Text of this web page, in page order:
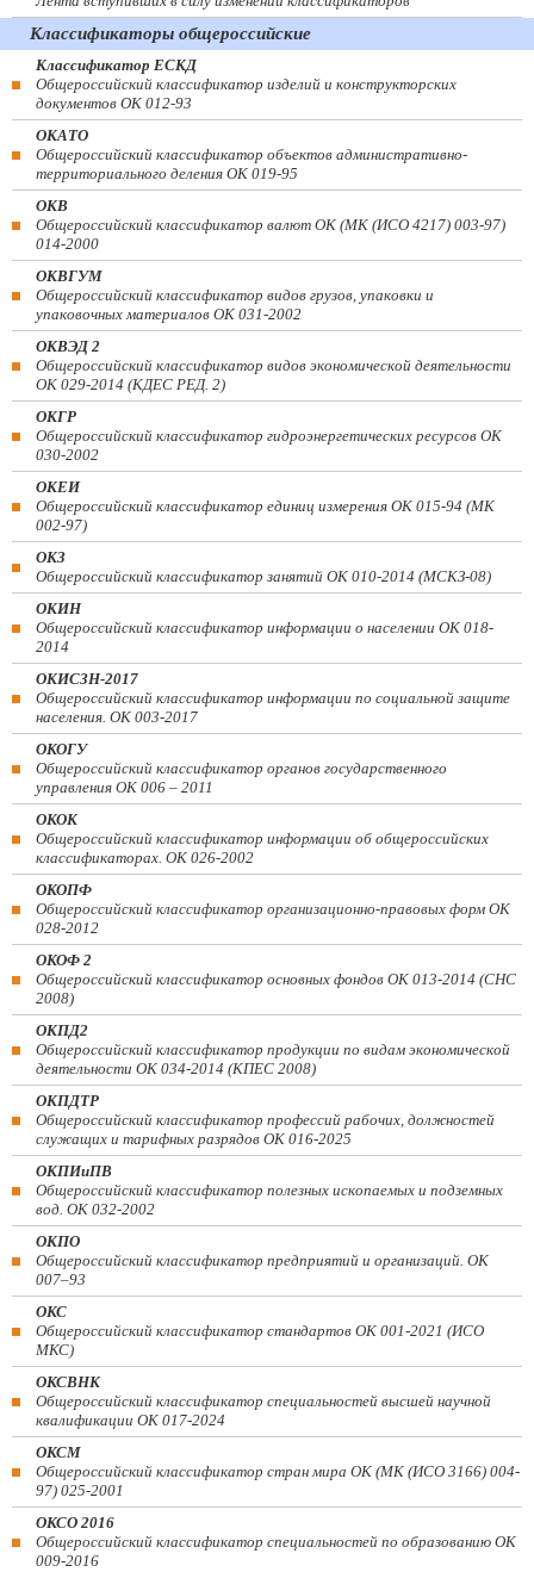
Классификаторы общероссийские
Классификатор ЕСКД
Общероссийский классификатор изделий и конструкторских
документов ОК 012-93
ОКАТО
Общероссийский классификатор объектов административно-
территориального деления ОК 019-95
ОКВ
Общероссийский классификатор валют ОК (МК (ИСО 4217) 003-97)
014-2000
ОКВГУМ
Общероссийский классификатор видов грузов, упаковки и
упаковочных материалов ОК 031-2002
ОКВЭД 2
Общероссийский классификатор видов экономической деятельности
ОК 029-2014 (КДЕС РЕД. 2)
ОКГР
Общероссийский классификатор гидроэнергетических ресурсов ОК
030-2002
ОКЕИ
Общероссийский классификатор единиц измерения ОК 015-94 (МК
002-97)
ОКЗ
Общероссийский классификатор занятий ОК 010-2014 (МСКЗ-08)
ОКИН
Общероссийский классификатор информации о населении ОК 018-
2014
ОКИСЗН-2017
Общероссийский классификатор информации по социальной защите
населения. ОК 003-2017
ОКОГУ
Общероссийский классификатор органов государственного
управления ОК 006 – 2011
ОКОК
Общероссийский классификатор информации об общероссийских
классификаторах. ОК 026-2002
ОКОПФ
Общероссийский классификатор организационно-правовых форм ОК
028-2012
ОКОФ 2
Общероссийский классификатор основных фондов ОК 013-2014 (СНС
2008)
ОКПД2
Общероссийский классификатор продукции по видам экономической
деятельности ОК 034-2014 (КПЕС 2008)
ОКПДТР
Общероссийский классификатор профессий рабочих, должностей
служащих и тарифных разрядов ОК 016-2025
ОКПИиПВ
Общероссийский классификатор полезных ископаемых и подземных
вод. ОК 032-2002
ОКПО
Общероссийский классификатор предприятий и организаций. ОК
007–93
ОКС
Общероссийский классификатор стандартов ОК 001-2021 (ИСО
МКС)
ОКСВНК
Общероссийский классификатор специальностей высшей научной
квалификации ОК 017-2024
ОКСМ
Общероссийский классификатор стран мира ОК (МК (ИСО 3166) 004-
97) 025-2001
ОКСО 2016
Общероссийский классификатор специальностей по образованию ОК
009-2016